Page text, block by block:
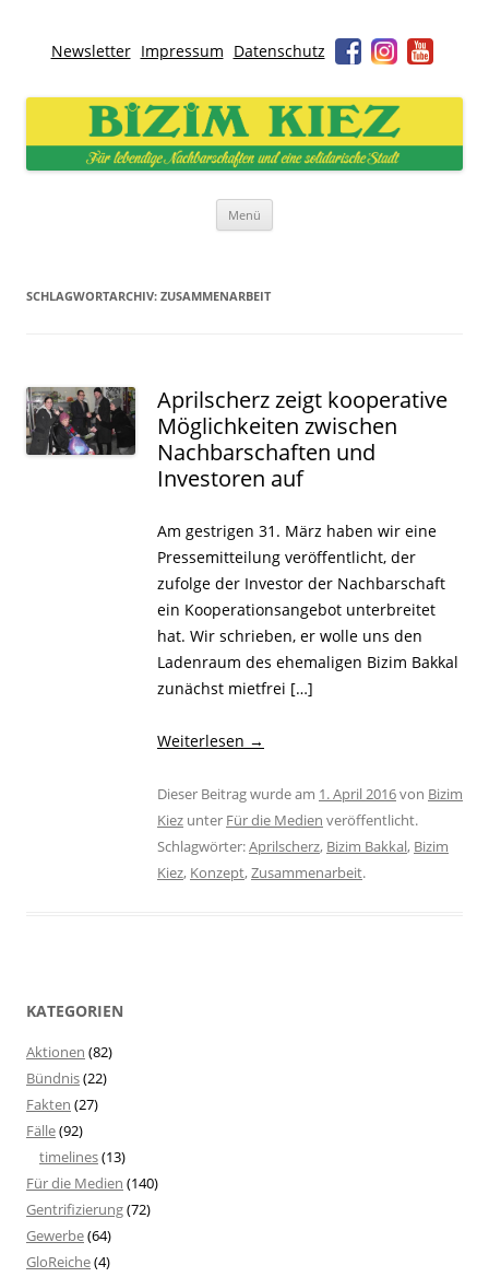
Newsletter Impressum Datenschutz
Bizim Kiez – Unser Kiez
Für lebendige Nachbarschaften und eine solidarische Stadt
Menü
SCHLAGWORTARCHIV: ZUSAMMENARBEIT
Aprilscherz zeigt kooperative
Möglichkeiten zwischen
Nachbarschaften und
Investoren auf
Am gestrigen 31. März haben wir eine
Pressemitteilung veröffentlicht, der
zufolge der Investor der Nachbarschaft
ein Kooperationsangebot unterbreitet
hat. Wir schrieben, er wolle uns den
Ladenraum des ehemaligen Bizim Bakkal
zunächst mietfrei […]
Weiterlesen →
Dieser Beitrag wurde am 1. April 2016von Bizim
Kiez unter Für die Medien veröffentlicht.
Schlagwörter:Aprilscherz, Bizim Bakkal, Bizim
Kiez, Konzept,Zusammenarbeit.
KATEGORIEN
Aktionen (82)
Bündnis(22)
Fakten (27)
Fälle(92)
timelines(13)
Für die Medien (140)
Gentrifizierung(72)
Gewerbe(64)
GloReiche(4)